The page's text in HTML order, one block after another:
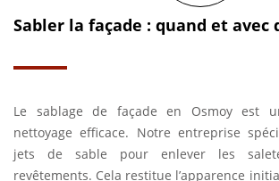
Sabler la façade : quand et avec
Le sablage de façade en Osmoy est
nettoyage efficace. Notre entreprise
jets de sable pour enlever les
revêtements. Cela restitue l’apparence